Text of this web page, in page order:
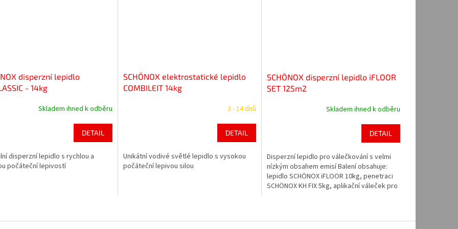
disperzní lepidlo
- 14kg
Skladem ihned k odběru
DETAIL
disperzní lepidlo s rychlou a
počáteční lepivostí
SCHÖNOX elektrostatické lepidlo
COMBILEIT 14kg
3 - 14 dnů
DETAIL
Unikátní vodivé světlé lepidlo s vysokou
počáteční lepivou silou
SCHÖNOX disperzní lepidlo iFLOOR
SET 125m2
Skladem ihned k odběru
DETAIL
Disperzní lepidlo pro válečkování s velmi
nízkým obsahem emisí Balení obsahuje:
lepidlo SCHÖNOX iFLOOR 10kg, penetraci
SCHÖNOX KH FIX 5kg, aplikační váleček pro
v